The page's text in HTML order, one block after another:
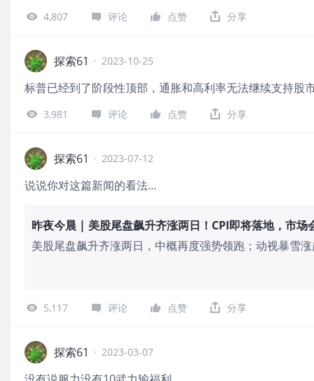
指数从10月份下修后的99.1升至102。一项预期指标升
4,807 评论 点赞 分享
探索61 · 2023-10-25
标普已经到了阶段性顶部，通胀和高利率无法继续支持股
3,981 评论 点赞 分享
探索61 · 2023-07-12
说说你对这篇新闻的看法...
昨夜今晨 | 美股尾盘飙升齐涨两日！CPI即将落地，市场
美股尾盘飙升齐涨两日，中概再度强势领跑；动视暴雪
作，将为合作商家提供一条通过可购物广告吸引流媒体
5,117 评论 点赞 分享
探索61 · 2023-03-07